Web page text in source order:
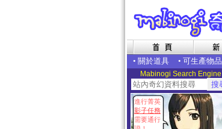
• 關於道具 • 可生產物品
Mabinogi Search Engine
進行菁英
影子任務
需要通行